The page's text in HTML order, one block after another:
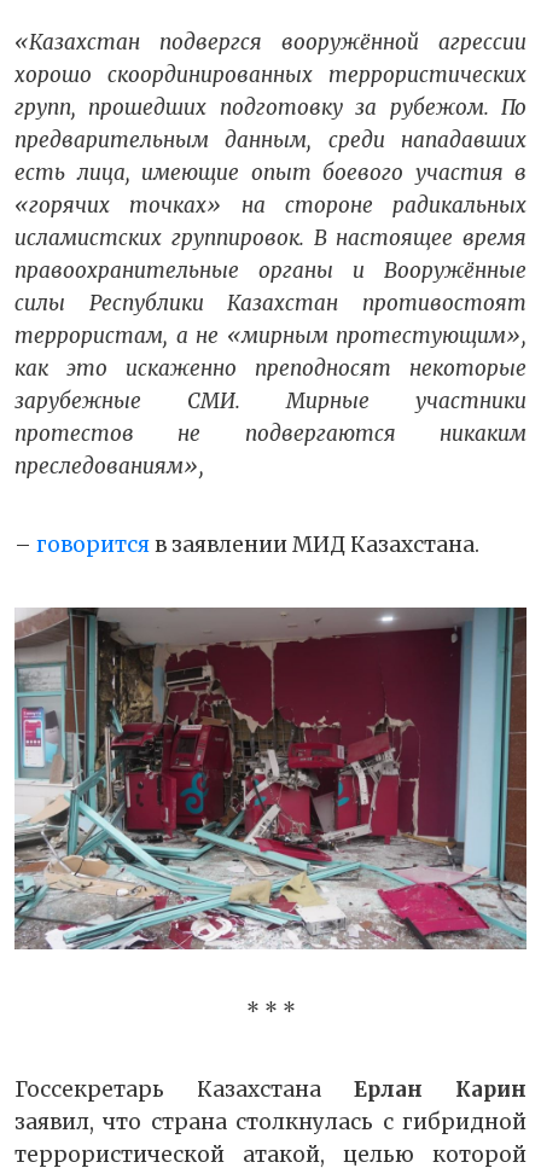
«Казахстан подвергся вооружённой агрессии
хорошо скоординированных террористических
групп, прошедших подготовку за рубежом. По
предварительным данным, среди нападавших
есть лица, имеющие опыт боевого участия в
«горячих точках» на стороне радикальных
исламистских группировок. В настоящее время
правоохранительные органы и Вооружённые
силы Республики Казахстан противостоят
террористам, а не «мирным протестующим»,
как это искаженно преподносят некоторые
зарубежные СМИ. Мирные участники
протестов не подвергаются никаким
преследованиям»,
– говоритсяв заявлении МИД Казахстана.
* * *
Госсекретарь Казахстана Ерлан Карин
заявил, что страна столкнулась с гибридной
террористической атакой, целью которой